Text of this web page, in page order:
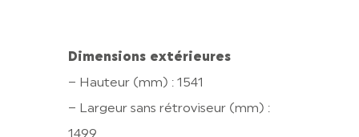
Dimensions extérieures
– Hauteur (mm) : 1541
– Largeur sans rétroviseur (mm) :